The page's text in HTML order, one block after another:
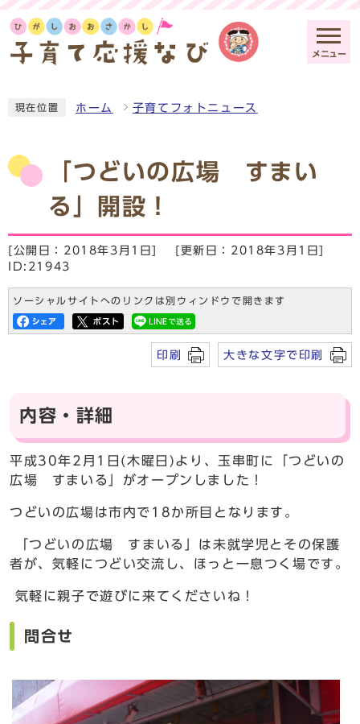
メニュー
現在位置 ホーム 子育てフォトニュース
「つどいの広場 すまい
る」開設！
[公開日：2018年3月1日]
[更新日：2018年3月1日]
ID:21943
ソーシャルサイトへのリンクは別ウィンドウで開きます
印刷 大きな文字で印刷
内容・詳細
平成30年2月1日(木曜日)より、玉串町に「つどいの
広場 すまいる」がオープンしました！
つどいの広場は市内で18か所目となります。
「つどいの広場 すまいる」は未就学児とその保護
者が、気軽につどい交流し、ほっと一息つく場です。
気軽に親子で遊びに来てくださいね！
問合せ